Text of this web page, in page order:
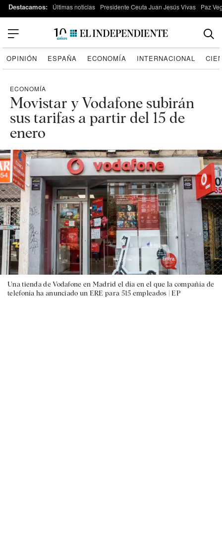
Destacamos: Últimas noticias Presidente Ceuta Juan Jesús Vivas Paz
OPINIÓN ESPAÑA ECONOMÍA INTERNACIONAL
ECONOMÍA
Movistar y Vodafone subirán
sus tarifas a partir del 15 de
enero
Una tienda de Vodafone en Madrid el día en el que la compañía de
telefonía ha anunciado un ERE para 515 empleados |EP